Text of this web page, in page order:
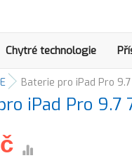
Chytré technologie
Baterie pro iPad Pro
iPad Pro